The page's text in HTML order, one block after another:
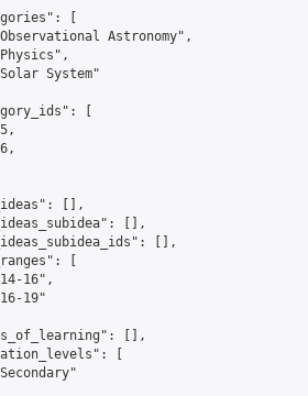
[
Astronomy",
System"
[
[],
[],
[],
[
16",
19"
[],
[